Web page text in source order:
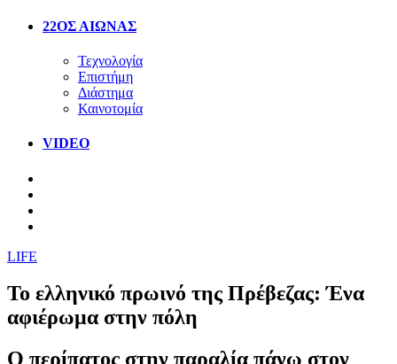
22ΟΣ ΑΙΩΝΑΣ
Τεχνολογία
Επιστήμη
Διάστημα
Καινοτομία
VIDEO
LIFE
Το ελληνικό πρωινό της Πρέβεζας: Ένα
αφιέρωμα στην πόλη
Ο περίπατος στην παραλία πάνω στον